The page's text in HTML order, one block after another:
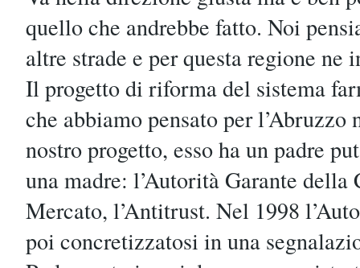
quello che andrebbe fatto. Noi
altre strade e per questa regione ne
Il progetto di riforma del sistema
che abbiamo pensato per
nostro progetto, esso ha un padre
una madre: l’Autorità Garante della
Mercato, l’Antitrust. Nel 1998
poi concretizzatosi in una